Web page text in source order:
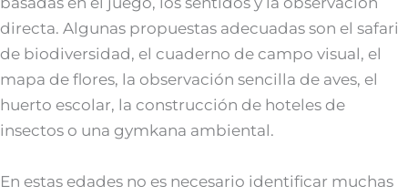
directa. Algunas propuestas adecuadas son el safari
de biodiversidad, el cuaderno de campo visual, el
mapa de flores, la observación sencilla de aves, el
huerto escolar, la construcción de hoteles de
insectos o una gymkana ambiental.
En estas edades no es necesario identificar muchas